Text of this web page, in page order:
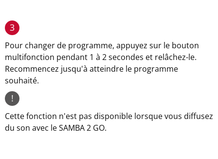
3
Pour changer de programme, appuyez sur le bouton
multifonction pendant 1 à 2 secondes et relâchez-le.
Recommencez jusqu'à atteindre le programme
souhaité.
!
Cette fonction n'est pas disponible lorsque vous diffusez
du son avec le SAMBA 2 GO.